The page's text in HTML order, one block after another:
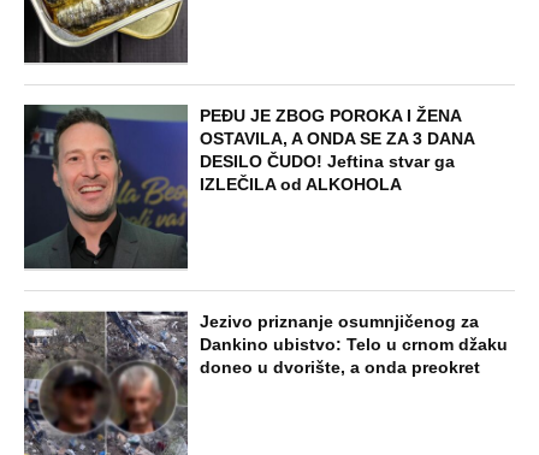
PEĐU JE ZBOG POROKA I ŽENA
OSTAVILA, A ONDA SE ZA 3 DANA
DESILO ČUDO! Jeftina stvar ga
IZLEČILA od ALKOHOLA
Jezivo priznanje osumnjičenog za
Dankino ubistvo: Telo u crnom džaku
doneo u dvorište, a onda preokret